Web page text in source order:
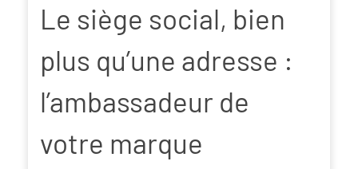
Le siège social, bien
plus qu’une adresse :
l’ambassadeur de
votre marque